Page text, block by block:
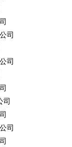
司
司
司
司